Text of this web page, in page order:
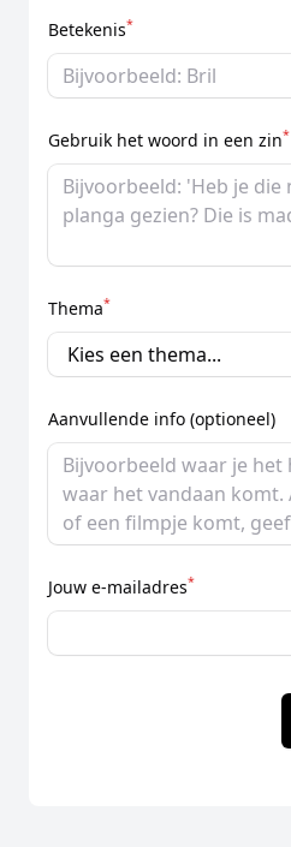
Betekenis*
Gebruik het woord in een zin*
Thema*
Aanvullende info (optioneel)
Jouw e-mailadres*